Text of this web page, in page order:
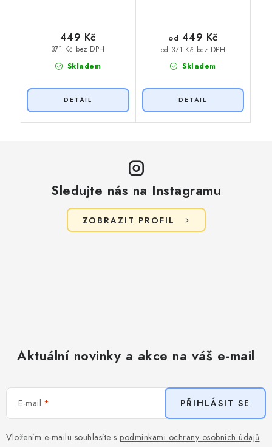
Skladem
371 Kč bez DPH
449 Kč
Skladem
od 371 Kč bez DPH
od 449 Kč
Sledujte nás na Instagramu
ZOBRAZIT PROFIL
Aktuální novinky a akce na váš e-mail
E-mail
Vložením e-mailu souhlasíte s podmínkami ochrany osobních údajů
PŘIHLÁSIT SE